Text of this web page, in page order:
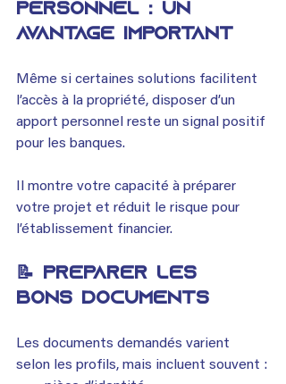
personnel : un
avantage important
Même si certaines solutions facilitent
l’accès à la propriété, disposer d’un
apport personnel reste un signal positif
pour les banques.
Il montre votre capacité à préparer
votre projet et réduit le risque pour
l’établissement financier.
📝 Préparer les
bons documents
Les documents demandés varient
selon les profils, mais incluent souvent :